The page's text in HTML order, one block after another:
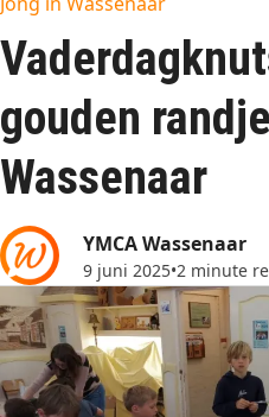
gouden
Wassenaar
YMCA Wassenaar
9 juni 2025•2 minute